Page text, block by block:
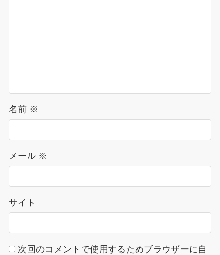
名前 ※
メール ※
サイト
次回のコメントで使用するためブラウザーに自